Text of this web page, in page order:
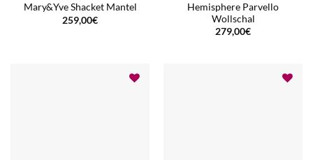
Mary&Yve Shacket Mantel
259,00€
Hemisphere Parvello
Wollschal
279,00€